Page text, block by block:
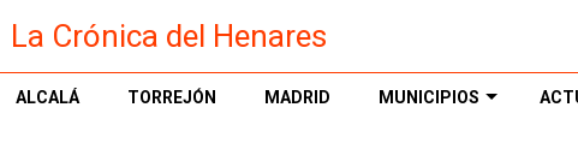
La Crónica del Henares
ALCALÁ TORREJÓN MADRID MUNICIPIOS